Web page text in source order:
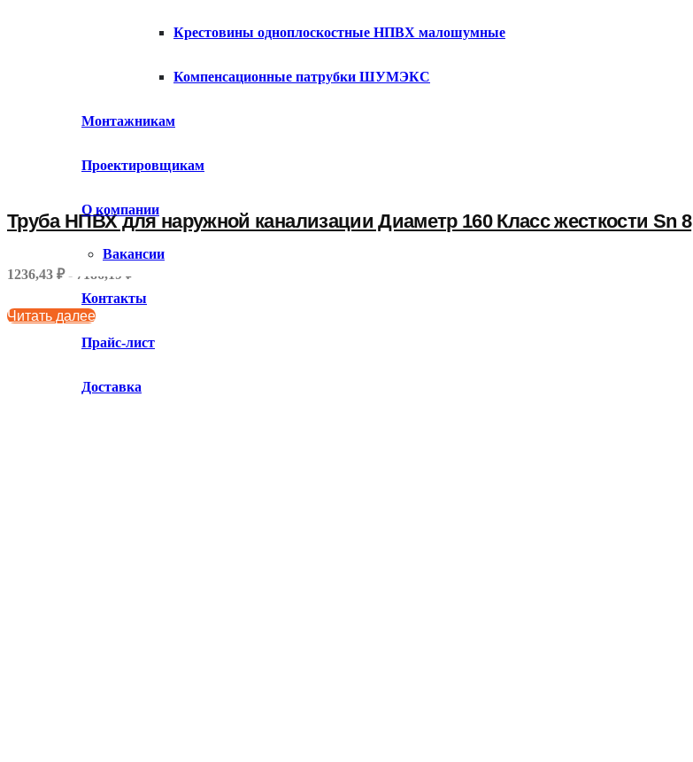
Крестовины одноплоскостные НПВХ малошумные
Компенсационные патрубки ШУМЭКС
Монтажникам
Проектировщикам
О компании
Вакансии
Контакты
Прайс-лист
Доставка
Труба НПВХ для наружной канализации Диаметр 160 Класс жесткости Sn 8
1236,43 ₽ - 7186,19 ₽
Читать далее